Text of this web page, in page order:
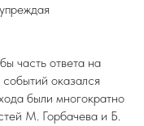
часть ответа на
оказался
были многократно
М. Горбачева и Б.